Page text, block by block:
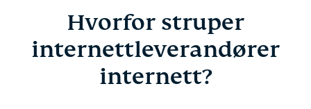
Ikke la internettleverandøren strupe
videostrømmingen din
Hvorfor struper
internettleverandører
internett?